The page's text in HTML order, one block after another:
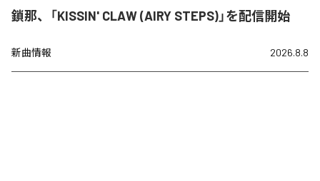
鎖那、「KISSIN' CLAW (AIRY STEPS)」を配信開始
新曲情報 2026.8.8